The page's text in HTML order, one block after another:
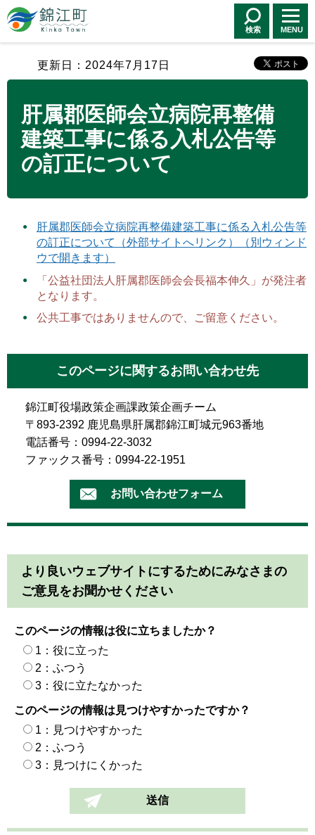
錦江町 Kinko
Town
検索 MENU
更新日：2024年7月17日
肝属郡医師会立病院再整備
建築工事に係る入札公告等
の訂正について
肝属郡医師会立病院再整備建築工事に係る入札公告等
の訂正について（外部サイトへリンク）（別ウィンド
ウで開きます）
「公益社団法人肝属郡医師会会長福本伸久」が発注者
となります。
公共工事ではありませんので、ご留意ください。
このページに関するお問い合わせ先
錦江町役場政策企画課政策企画チーム
〒893-2392 鹿児島県肝属郡錦江町城元963番地
電話番号：0994-22-3032
ファックス番号：0994-22-1951
より良いウェブサイトにするためにみなさまの
ご意見をお聞かせください
このページの情報は役に立ちましたか？
1：役に立った
2：ふつう
3：役に立たなかった
このページの情報は見つけやすかったですか？
1：見つけやすかった
2：ふつう
3：見つけにくかった